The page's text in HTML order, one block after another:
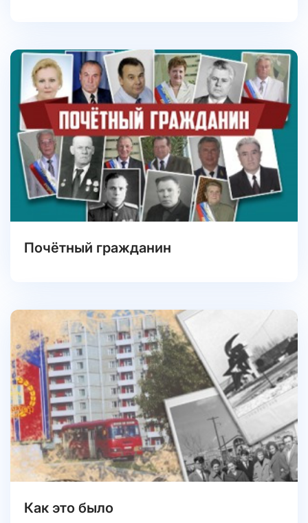
Почётный гражданин
Как это было